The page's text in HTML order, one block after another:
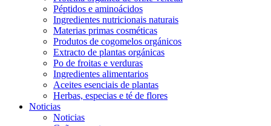
Péptidos e aminoácidos
Ingredientes nutricionais naturais
Materias primas cosméticas
Produtos de cogomelos orgánicos
Extracto de plantas orgánicas
Po de froitas e verduras
Ingredientes alimentarios
Aceites esenciais de plantas
Herbas, especias e té de flores
Noticias
Noticias